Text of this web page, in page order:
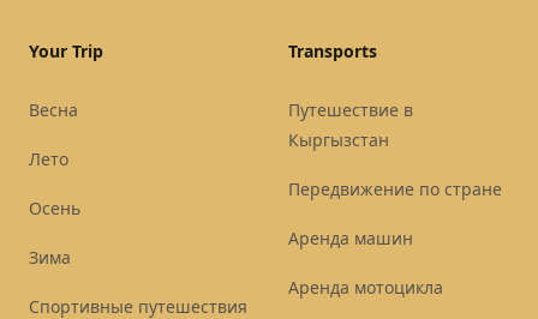
Your Trip
Весна
Лето
Осень
Зима
Спортивные путешествия
Transports
Путешествие в
Кыргызстан
Передвижение по стране
Аренда машин
Аренда мотоцикла